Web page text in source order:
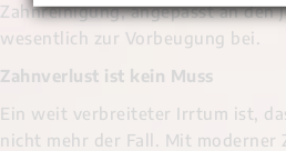
Zahnreinigung, angepasst an
wesentlich zur Vorbeugung bei.
Zahnverlust ist kein Muss
Ein weit verbreiteter Irrtum ist,
nicht mehr der Fall. Mit moderner